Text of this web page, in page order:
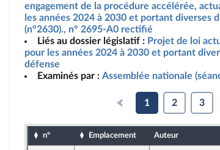
engagement de la procédure accélérée,
les années 2024 à 2030 et portant diverses
(n°2630)., n° 2695-A0 rectifié
Liés au dossier législatif : Projet de loi
pour les années 2024 à 2030 et portant
défense
Examinés par : Assemblée nationale
1 2 3
n° Emplacement Auteur